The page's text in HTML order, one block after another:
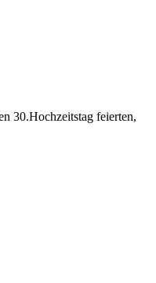
30.Hochzeitstag feierten,